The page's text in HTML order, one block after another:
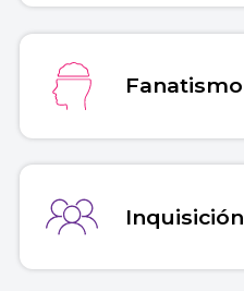
Fanatismo
Inquisición